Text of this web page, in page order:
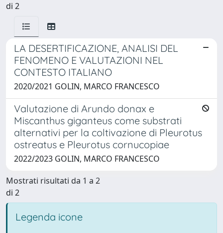
di 2
LA DESERTIFICAZIONE, ANALISI DEL
FENOMENO E VALUTAZIONI NEL
CONTESTO ITALIANO
2020/2021 GOLIN, MARCO FRANCESCO
Valutazione di Arundo donax e
Miscanthus giganteus come substrati
alternativi per la coltivazione di Pleurotus
ostreatus e Pleurotus cornucopiae
2022/2023 GOLIN, MARCO FRANCESCO
Mostrati risultati da 1 a 2
di 2
Legenda icone